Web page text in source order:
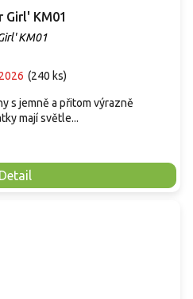
KM01
KM01
(240 ks)
Detail
s jemně a přitom výrazně
mají světle...